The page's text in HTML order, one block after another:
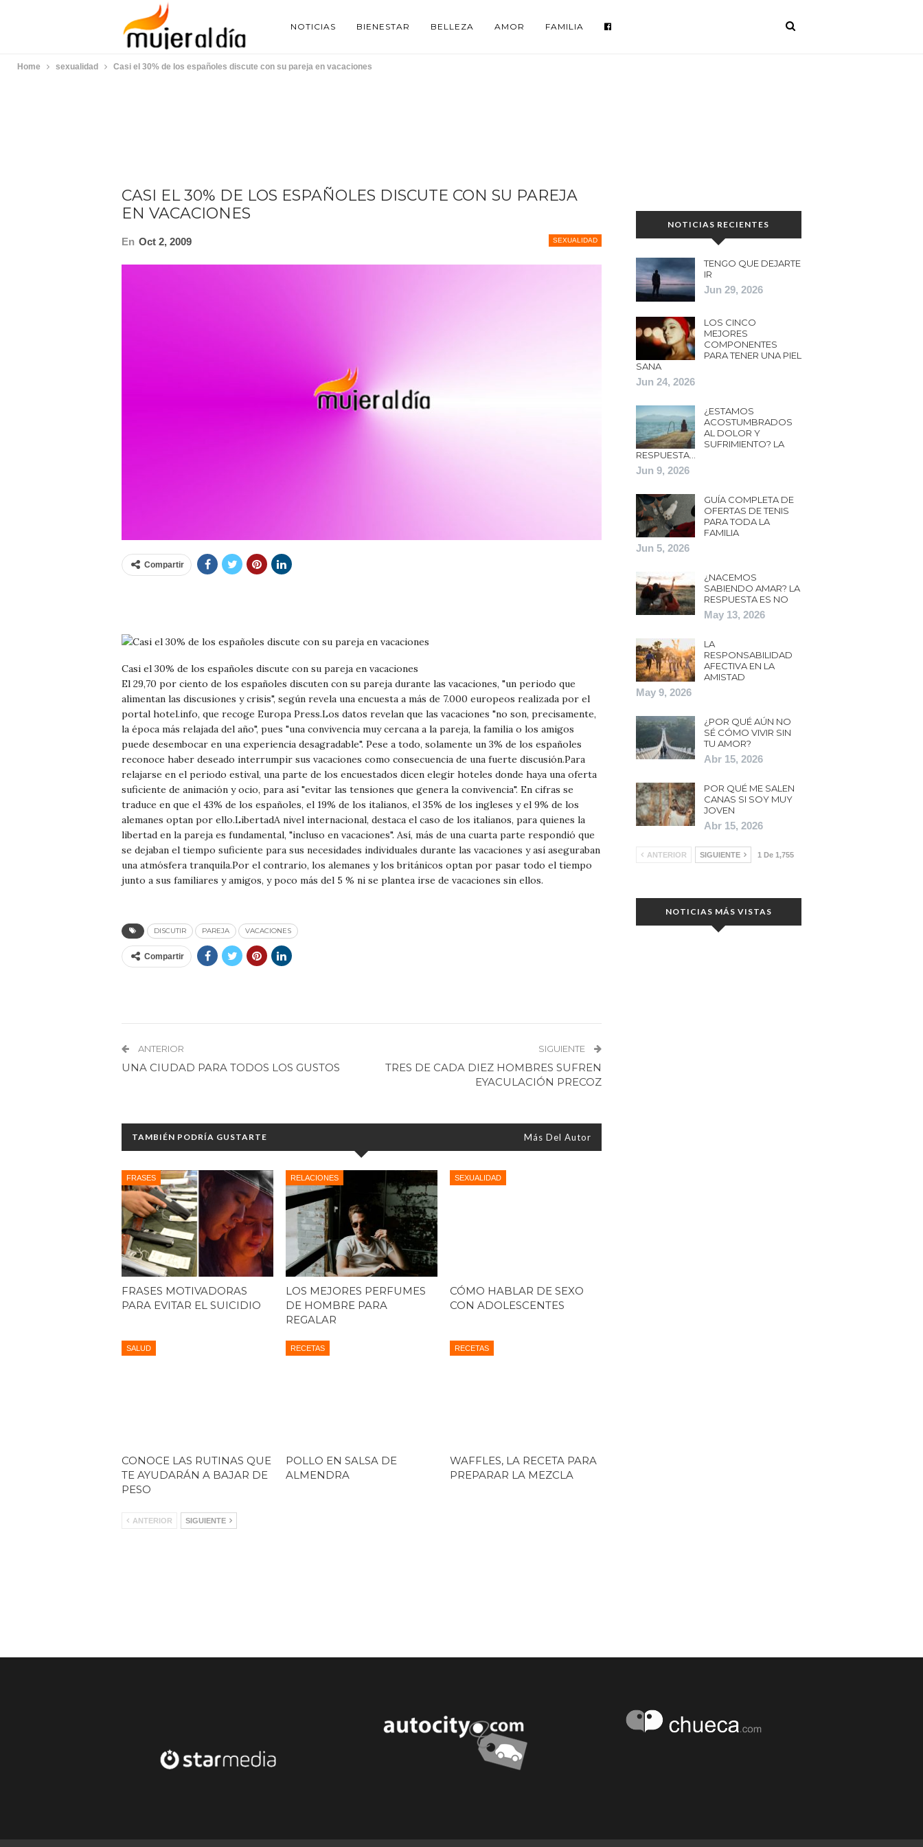
NOTICIAS BIENESTAR BELLEZA AMOR FAMILIA
Home sexualidad Casi el 30% de los españoles discute con su pareja en vacaciones
CASI EL 30% DE LOS ESPAÑOLES DISCUTE CON SU PAREJA
EN VACACIONES
SEXUALIDAD
En Oct 2, 2009
Compartir
Casi el 30% de los españoles discute con su pareja en vacaciones
El 29,70 por ciento de los españoles discuten con su pareja durante las vacaciones, "un periodo que
alimentan las discusiones y crisis", según revela una encuesta a más de 7.000 europeos realizada por el
portal hotel.info, que recoge Europa Press.Los datos revelan que las vacaciones "no son, precisamente,
la época más relajada del año", pues "una convivencia muy cercana a la pareja, la familia o los amigos
puede desembocar en una experiencia desagradable". Pese a todo, solamente un 3% de los españoles
reconoce haber deseado interrumpir sus vacaciones como consecuencia de una fuerte discusión.Para
relajarse en el periodo estival, una parte de los encuestados dicen elegir hoteles donde haya una oferta
suficiente de animación y ocio, para así "evitar las tensiones que genera la convivencia". En cifras se
traduce en que el 43% de los españoles, el 19% de los italianos, el 35% de los ingleses y el 9% de los
alemanes optan por ello.LibertadA nivel internacional, destaca el caso de los italianos, para quienes la
libertad en la pareja es fundamental, "incluso en vacaciones". Así, más de una cuarta parte respondió que
se dejaban el tiempo suficiente para sus necesidades individuales durante las vacaciones y así aseguraban
una atmósfera tranquila.Por el contrario, los alemanes y los británicos optan por pasar todo el tiempo
junto a sus familiares y amigos, y poco más del 5 % ni se plantea irse de vacaciones sin ellos.
DISCUTIR PAREJA VACACIONES
Compartir
ANTERIOR
UNA CIUDAD PARA TODOS LOS GUSTOS
SIGUIENTE
TRES DE CADA DIEZ HOMBRES SUFREN
EYACULACIÓN PRECOZ
TAMBIÉN PODRÍA GUSTARTE Más Del Autor
FRASES
FRASES MOTIVADORAS
PARA EVITAR EL SUICIDIO
RELACIONES
LOS MEJORES PERFUMES
DE HOMBRE PARA
REGALAR
SEXUALIDAD
CÓMO HABLAR DE SEXO
CON ADOLESCENTES
SALUD
CONOCE LAS RUTINAS QUE
TE AYUDARÁN A BAJAR DE
PESO
RECETAS
POLLO EN SALSA DE
ALMENDRA
RECETAS
WAFFLES, LA RECETA PARA
PREPARAR LA MEZCLA
ANTERIOR SIGUIENTE
NOTICIAS RECIENTES
TENGO QUE DEJARTE
IR
Jun 29, 2026
LOS CINCO
MEJORES
COMPONENTES
PARA TENER UNA PIEL
SANA
Jun 24, 2026
¿ESTAMOS
ACOSTUMBRADOS
AL DOLOR Y
SUFRIMIENTO? LA
RESPUESTA…
Jun 9, 2026
GUÍA COMPLETA DE
OFERTAS DE TENIS
PARA TODA LA
FAMILIA
Jun 5, 2026
¿NACEMOS
SABIENDO AMAR? LA
RESPUESTA ES NO
May 13, 2026
LA
RESPONSABILIDAD
AFECTIVA EN LA
AMISTAD
May 9, 2026
¿POR QUÉ AÚN NO
SÉ CÓMO VIVIR SIN
TU AMOR?
Abr 15, 2026
POR QUÉ ME SALEN
CANAS SI SOY MUY
JOVEN
Abr 15, 2026
ANTERIOR SIGUIENTE 1 De 1,755
NOTICIAS MÁS VISTAS